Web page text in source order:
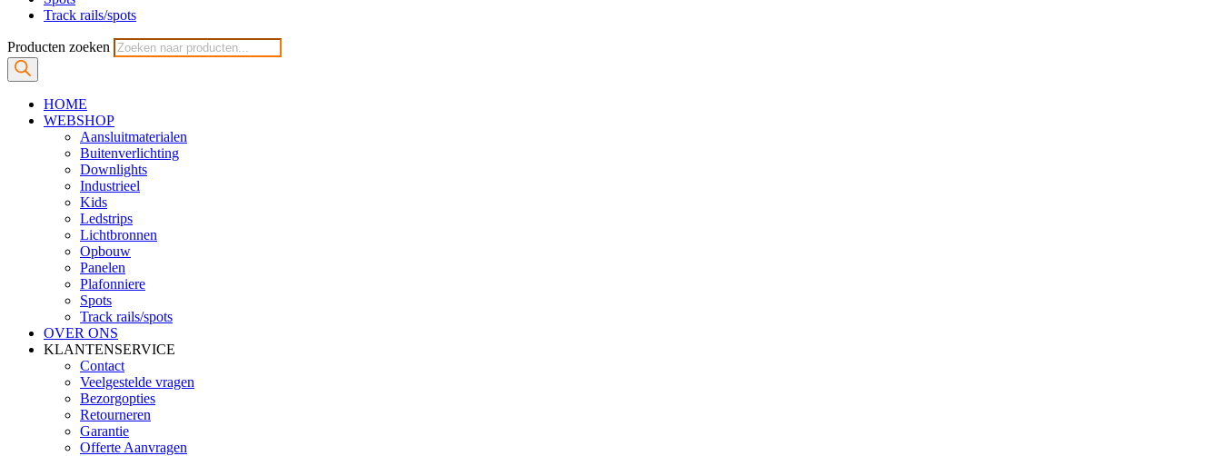
Track rails/spots
Producten zoeken
HOME
WEBSHOP
Aansluitmaterialen
Buitenverlichting
Downlights
Industrieel
Kids
Ledstrips
Lichtbronnen
Opbouw
Panelen
Plafonniere
Spots
Track rails/spots
OVER ONS
KLANTENSERVICE
Contact
Veelgestelde vragen
Bezorgopties
Retourneren
Garantie
Offerte Aanvragen